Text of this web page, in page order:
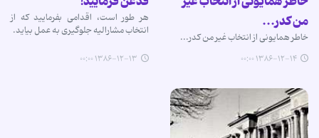
من کدر...
خاطر همایونی از انتخاب غیر من کدر...
۱۳۸۶-۱۲-۱۴ ۰۰:۰۰
هر طور است، اقدامی بفرمایید که از
انتخاب مشارالیه جلوگیری به عمل بیاید.
۱۳۸۶-۱۲-۱۳ ۰۰:۰۰